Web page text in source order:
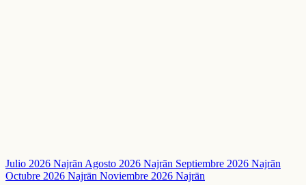
Julio 2026 NajrānAgosto 2026 Najrān Septiembre 2026 Najrān
Octubre 2026 Najrān Noviembre 2026 Najrān